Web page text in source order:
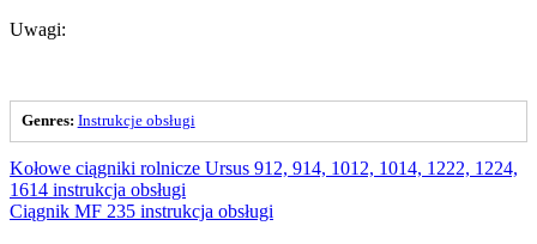
Uwagi:
Genres: Instrukcje obsługi
Nawigacja
wpisu
Kołowe ciągniki rolnicze Ursus 912, 914, 1012, 1014, 1222, 1224,
1614 instrukcja obsługi
Ciągnik MF 235 instrukcja obsługi